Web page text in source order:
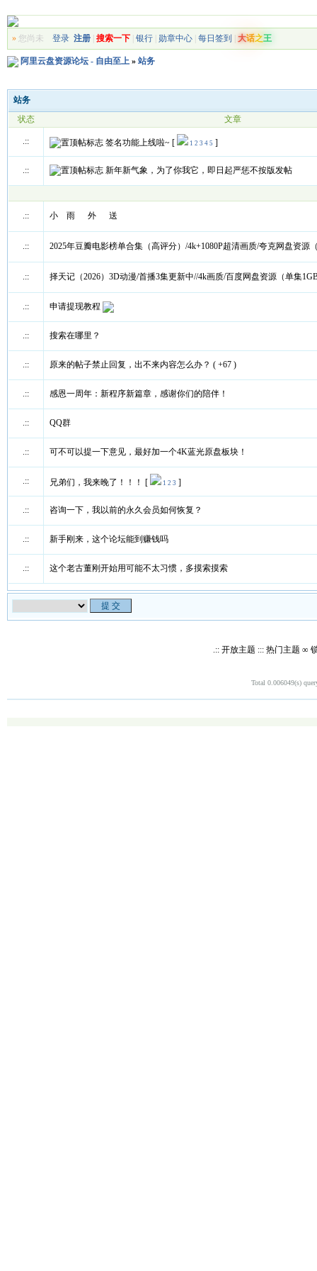
»您尚未 登录 注册| 搜索一下| 银行| 勋章中心| 每日签到 大话之王
阿里云盘资源论坛 - 自由至上» 站务
站务
状态
文章
.:: 签名功能上线啦~ [ 1 2 3 4 5 ]
.:: 新年新气象，为了你我它，即日起严惩不按版发帖
.:: 小 雨 外 送
.:: 2025年豆瓣电影榜单合集（高评分）/4k+1080P超清画质/夸克网盘资源
.:: 择天记（2026）3D动漫/首播3集更新中//4k画质/百度网盘资源（单集
.:: 申请提现教程
.:: 搜索在哪里？
.:: 原来的帖子禁止回复，出不来内容怎么办？ ( +67 )
.:: 感恩一周年：新程序新篇章，感谢你们的陪伴！
.:: QQ群
.:: 可不可以提一下意见，最好加一个4K蓝光原盘板块！
.:: 兄弟们，我来晚了！！！ [ 1 2 3 ]
.:: 咨询一下，我以前的永久会员如何恢复？
.:: 新手刚来，这个论坛能到赚钱吗
.:: 这个老古董刚开始用可能不太习惯，多摸索摸索
.:: 开放主题 ::: 热门主题 ∞
Total 0.006049(s)